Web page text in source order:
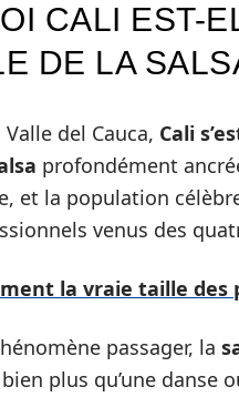
CALI EST-
DE LA
del Cauca, Cali
profondément
et la population
venus des
la vraie taille
passager, la
plus qu’une danse